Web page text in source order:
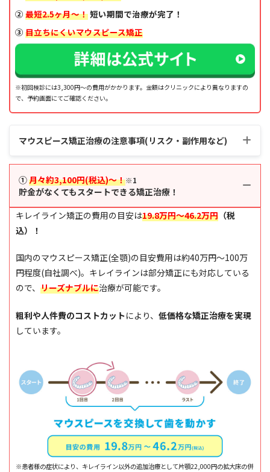
②最短2.5ヶ月〜！短い期間で治療が完了！
③目立ちにくいマウスピース矯正
※初回検診には3,300円～の費用がかかります。金額はクリニックにより異なりますの
で、予約画面にてご確認ください。
マウスピース矯正治療の注意事項(リスク・副作用など)
①月々約3,100円(税込)～！※1
貯金がなくてもスタートできる矯正治療！
キレイライン矯正の費用の目安は19.8万円～46.2万円 （税
込）！
国内のマウスピース矯正(全顎)の目安費用は約40万円～100万
円程度(自社調べ)。キレイラインは部分矯正にも対応している
ので、 リーズナブルに治療が可能です。
粗利や人件費のコストカットにより、 低価格な矯正治療を実現
しています。
※患者様の症状により、キレイライン以外の追加治療として片顎22,000円の拡大床の併